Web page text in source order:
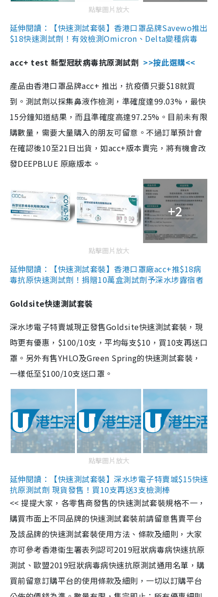
點擊圖片放大
延伸閱讀：【快速測試套裝】香港口罩品牌Savewo推出
$18快速測試劑！有效檢測Omicron、Delta變種病毒
acc+ test 新型冠狀病毒抗原測試劑 >>按此選購<<
產品由香港口罩品牌acc+ 推出，抗疫價只要$18就買
到。測試劑以採集鼻液作檢測，準確度達99.03%，最快
15分鐘知道結果，而且準確度高達97.25%。目前未有限
購數量，需要大量購入的朋友可留意。不過訂單預計會
在確認後10至21日出貨，如acc+版本賣完，將有機會改
發DEEPBLUE 原廠版本。
+2
點擊圖片放大
延伸閱讀：【快速測試套裝】香港口罩廠acc+推$18病
毒抗原快速測試劑！捐贈10萬盒測試劑予深水埗露宿者
Goldsite快速測試套裝
深水埗電子特賣城現正發售Goldsite快速測試套裝，現
時更有優惠，$100/10支，平均每支$10，買10支再送口
罩。另外有售YHLO及Green Spring的快速測試套裝，
一樣低至$100/10支送口罩。
點擊圖片放大
延伸閱讀：【快速測試套裝】深水埗電子特賣城$15快速
抗原測試劑 現貨發售！買10支再送3支檢測棒
<< 提提大家，各零售商發售的快速測試套裝規格不一，
購買市面上不同品牌的快速測試套裝前請留意售賣平台
及該品牌的快速測試套裝使用方法、條款及細則，大家
亦可參考香港衞生署表列認可2019冠狀病毒病快速抗原
測試、歐盟2019冠狀病毒病快速抗原測試通用名單，購
買前留意訂購平台的使用條款及細則，一切以訂購平台